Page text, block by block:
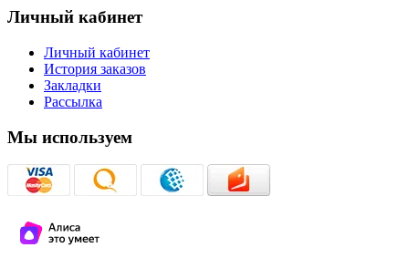
Личный кабинет
Личный кабинет
История заказов
Закладки
Рассылка
Мы используем